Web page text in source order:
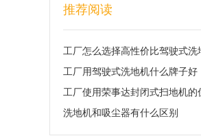
推荐阅读
工厂怎么选择高性价比驾驶式洗
工厂用驾驶式洗地机什么牌子好
工厂使用荣事达封闭式扫地机的
洗地机和吸尘器有什么区别